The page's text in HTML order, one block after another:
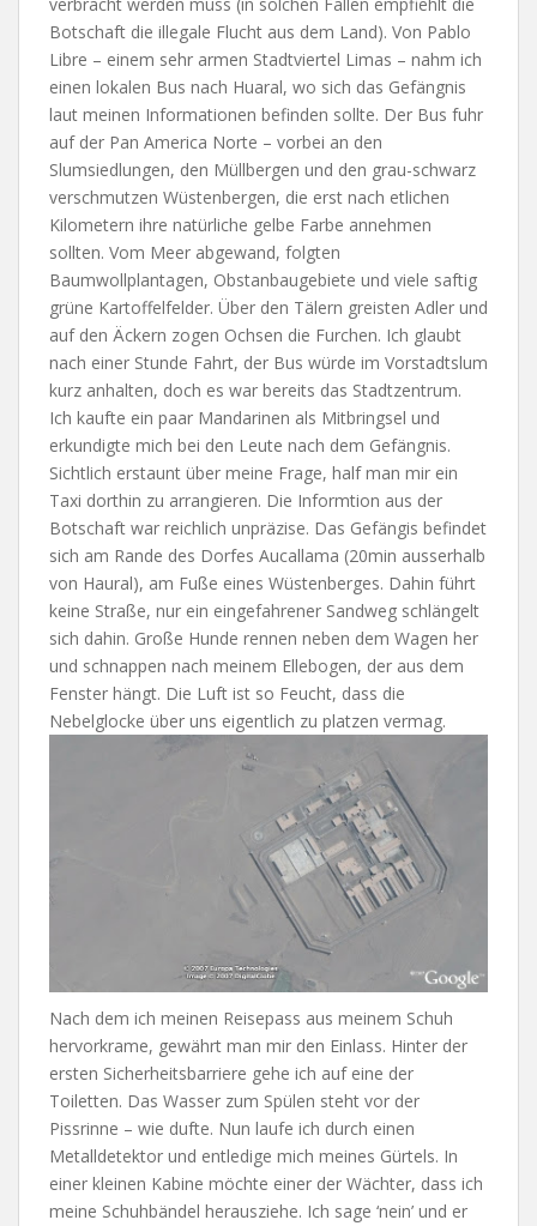
Botschaft die illegale Flucht aus dem Land). Von Pablo
Libre – einem sehr armen Stadtviertel Limas – nahm ich
einen lokalen Bus nach Huaral, wo sich das Gefängnis
laut meinen Informationen befinden sollte. Der Bus fuhr
auf der Pan America Norte – vorbei an den
Slumsiedlungen, den Müllbergen und den grau-schwarz
verschmutzen Wüstenbergen, die erst nach etlichen
Kilometern ihre natürliche gelbe Farbe annehmen
sollten. Vom Meer abgewand, folgten
Baumwollplantagen, Obstanbaugebiete und viele saftig
grüne Kartoffelfelder. Über den Tälern greisten Adler und
auf den Äckern zogen Ochsen die Furchen. Ich glaubt
nach einer Stunde Fahrt, der Bus würde im Vorstadtslum
kurz anhalten, doch es war bereits das Stadtzentrum.
Ich kaufte ein paar Mandarinen als Mitbringsel und
erkundigte mich bei den Leute nach dem Gefängnis.
Sichtlich erstaunt über meine Frage, half man mir ein
Taxi dorthin zu arrangieren. Die Informtion aus der
Botschaft war reichlich unpräzise. Das Gefängis befindet
sich am Rande des Dorfes Aucallama (20min ausserhalb
von Haural), am Fuße eines Wüstenberges. Dahin führt
keine Straße, nur ein eingefahrener Sandweg schlängelt
sich dahin. Große Hunde rennen neben dem Wagen her
und schnappen nach meinem Ellebogen, der aus dem
Fenster hängt. Die Luft ist so Feucht, dass die
Nebelglocke über uns eigentlich zu platzen vermag.
Nach dem ich meinen Reisepass aus meinem Schuh
hervorkrame, gewährt man mir den Einlass. Hinter der
ersten Sicherheitsbarriere gehe ich auf eine der
Toiletten. Das Wasser zum Spülen steht vor der
Pissrinne – wie dufte. Nun laufe ich durch einen
Metalldetektor und entledige mich meines Gürtels. In
einer kleinen Kabine möchte einer der Wächter, dass ich
meine Schuhbändel herausziehe. Ich sage ‘nein’ und er